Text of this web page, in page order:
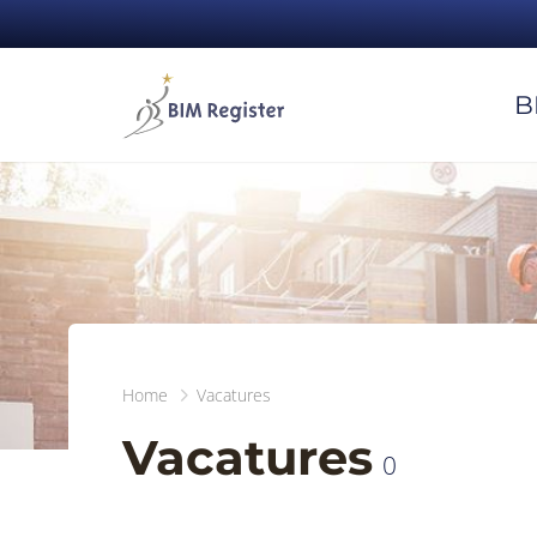
Home Vacatures
Vacatures 0